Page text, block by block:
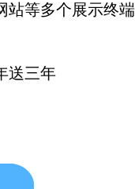
站等多个展示终端
送三年